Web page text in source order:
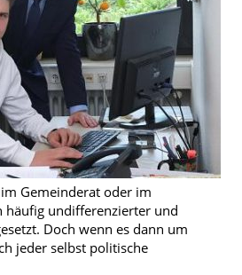
Gemeinderat oder im
häufig undifferenzierter und
Doch wenn es dann um
jeder selbst politische